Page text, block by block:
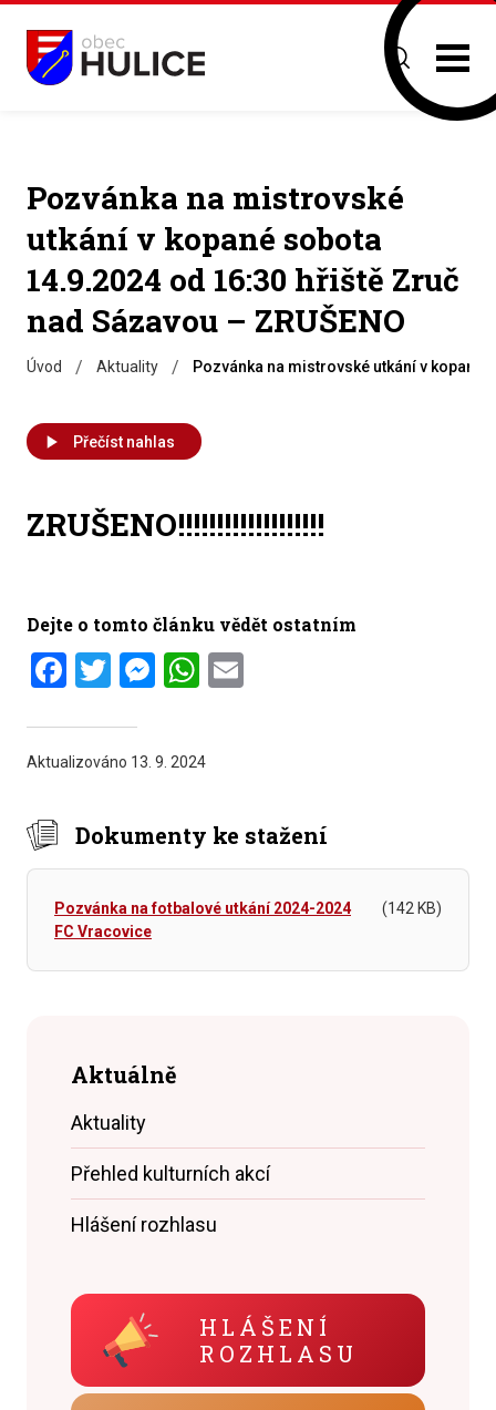
Pozvánka na mistrovské
utkání v kopané sobota
14.9.2024 od 16:30 hřiště Zruč
nad Sázavou – ZRUŠENO
Úvod / Aktuality / Pozvánka na mistrovské utkání v kopané
Přečíst nahlas
ZRUŠENO!!!!!!!!!!!!!!!!!!!
Dejte o tomto článku vědět ostatním
Facebook
Twitter
Messenger
WhatsApp
Aktualizováno 13. 9. 2024
Dokumenty ke stažení
Pozvánka na fotbalové utkání 2024-2024
FC Vracovice
(142 KB)
Aktuálně
Aktuality
Přehled kulturních akcí
Hlášení rozhlasu
HLÁŠENÍ
ROZHLASU